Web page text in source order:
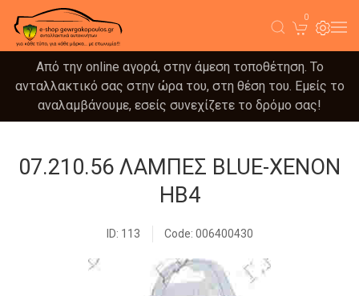
0
Από την online αγορά, στην άμεση τοποθέτηση. Το
ανταλλακτικό σας στην ώρα του, στη θέση του. Εμείς το
αναλαμβάνουμε, εσείς συνεχίζετε το δρόμο σας!
07.210.56 ΛΑΜΠΕΣ BLUE-XENON
HB4
ID: 113 Code: 006400430